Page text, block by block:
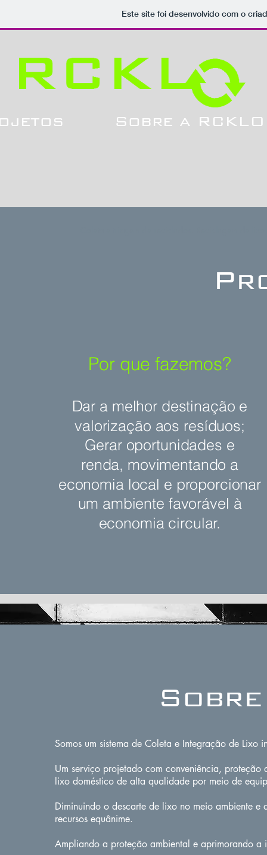
Este site foi desenvolvido com o
Sobre a RCKLO
Por que fazemos?
Dar a melhor destinação e
valorização aos resíduos;
Gerar oportunidades e
renda, movimentando a
economia local e proporcionar
um ambiente favorável à
economia circular.
Sobre
Somos um sistema de Coleta e Integração de Lixo
Um serviço projetado com conveniência,
lixo doméstico de alta qualidade por meio de
Diminuindo o descarte de lixo no meio ambiente
recursos equânime.
Ampliando a proteção ambiental e aprimorando a